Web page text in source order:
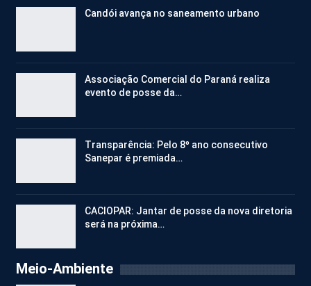
Candói avança no saneamento urbano
Associação Comercial do Paraná realiza
evento de posse da…
Transparência: Pelo 8º ano consecutivo
Sanepar é premiada…
CACIOPAR: Jantar de posse da nova diretoria
será na próxima…
Meio-Ambiente